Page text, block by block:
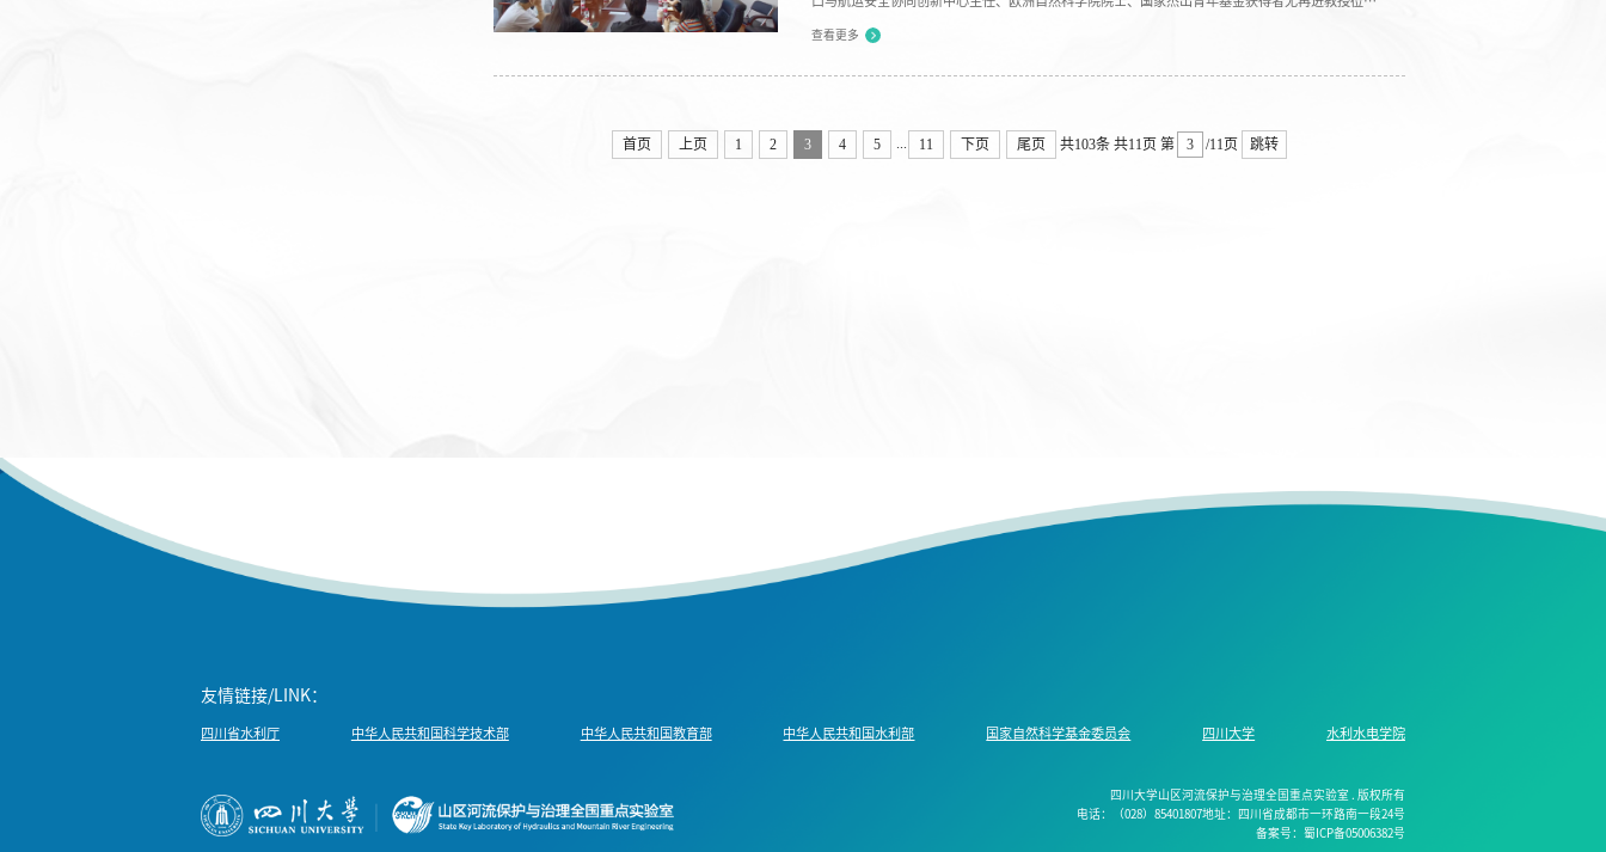
查看更多
首页 上页 1 2 3 4 5 ... 11 下页 尾页 共103条 共11页 第 /11页 跳转
友情链接/LINK：
四川省水利厅 中华人民共和国科学技术部 中华人民共和国教育部 中华人民共和国水利部 国家自然科学基金委员会 四川大学 水利水电学院
四川大学山区河流保护与治理全国重点实验室 . 版权所有
电话：（028）85401807地址：四川省成都市一环路南一段24号
备案号：蜀ICP备05006382号